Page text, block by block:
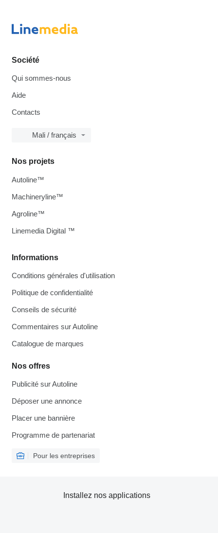
Société
Qui sommes-nous
Aide
Contacts
Mali / français
Informations
Conditions générales d'utilisation
Politique de confidentialité
Conseils de sécurité
Commentaires sur Autoline
Catalogue de marques
Nos offres
Publicité sur Autoline
Déposer une annonce
Placer une bannière
Programme de partenariat
Pour les entreprises
Nos projets
Autoline™
Machineryline™
Agroline™
Linemedia Digital ™
Installez nos applications